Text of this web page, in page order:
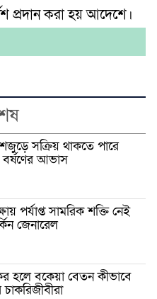
প্রদান করা হয় আদেশে।
সক্রিয় থাকতে পারে
বর্ষণের আভাস
পর্যাপ্ত সামরিক শক্তি নেই
জেনারেল
হলে বকেয়া বেতন কীভাবে